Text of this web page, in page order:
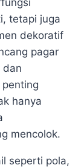
tetapi juga
dekoratif
pagar
dan
hanya
mencolok.
seperti pola,